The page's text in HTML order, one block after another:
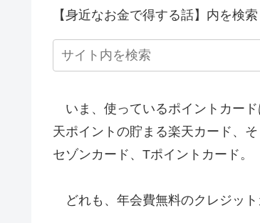
【身近なお金で得する話】内を検索
いま、使っているポイントカー
天ポイントの貯まる楽天カード、
セゾンカード、Tポイントカード。
どれも、年会費無料のクレジット